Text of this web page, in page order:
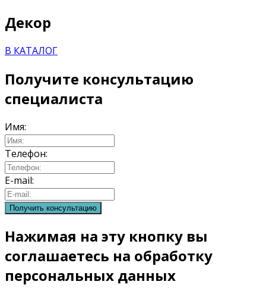
Декор
В КАТАЛОГ
Получите консультацию
специалиста
Имя:
Телефон:
E-mail:
Нажимая на эту кнопку вы
соглашаетесь на обработку
персональных данных